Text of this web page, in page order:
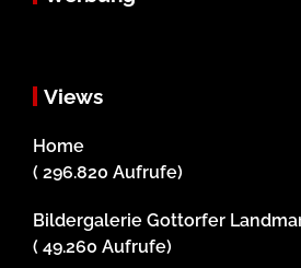
Views
Home
( 296.820 Aufrufe)
Bildergalerie Gottorfer
( 49.260 Aufrufe)